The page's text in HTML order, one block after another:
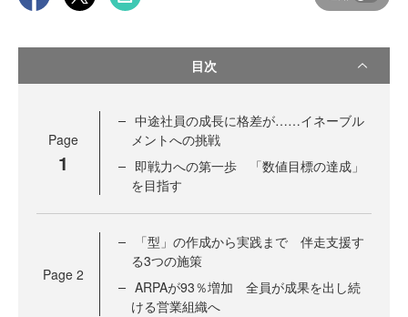
目次
Page
1
中途社員の成長に格差が……イネーブル
メントへの挑戦
即戦力への第一歩 「数値目標の達成」
を目指す
Page 2
「型」の作成から実践まで 伴走支援す
る3つの施策
ARPAが93％増加 全員が成果を出し続
ける営業組織へ